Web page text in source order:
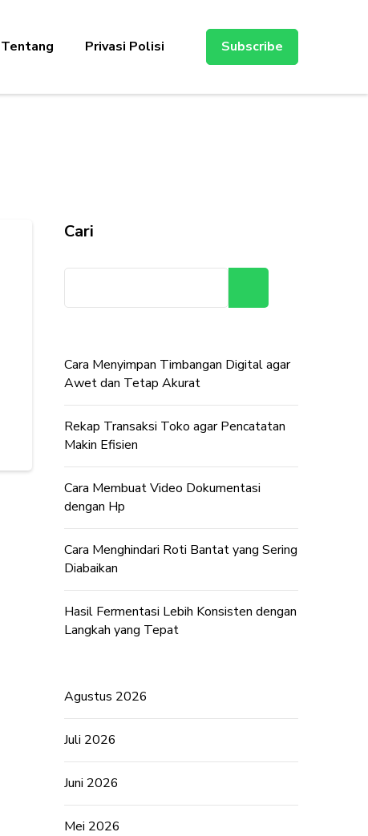
Tentang Privasi Polisi Subscribe
Cari
Cara Menyimpan Timbangan Digital agar
Awet dan Tetap Akurat
Rekap Transaksi Toko agar Pencatatan
Makin Efisien
Cara Membuat Video Dokumentasi
dengan Hp
Cara Menghindari Roti Bantat yang Sering
Diabaikan
Hasil Fermentasi Lebih Konsisten dengan
Langkah yang Tepat
Agustus 2026
Juli 2026
Juni 2026
Mei 2026